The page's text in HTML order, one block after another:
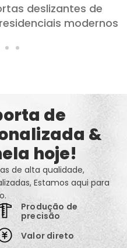
para quartos e
e privacidade
de
&
hoje!
de alta qualidade,
Estamos aqui para
Produção de
precisão
Valor direto